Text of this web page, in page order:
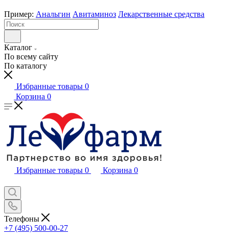
Пример: Анальгин Авитаминоз Лекарственные средства
Каталог
По всему сайту
По каталогу
Избранные товары 0
Корзина 0
Избранные товары 0 Корзина 0
Телефоны
+7 (495) 500-00-27